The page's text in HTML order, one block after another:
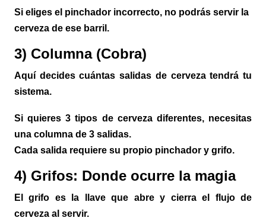
Si eliges el pinchador incorrecto, no podrás servir la
cerveza de ese barril.
3) Columna (Cobra)
Aquí decides cuántas salidas de cerveza tendrá tu
sistema.
Si quieres 3 tipos de cerveza diferentes, necesitas
una columna de 3 salidas.
Cada salida requiere su propio pinchador y grifo.
4) Grifos: Donde ocurre la magia
El grifo es la llave que abre y cierra el flujo de
cerveza al servir.